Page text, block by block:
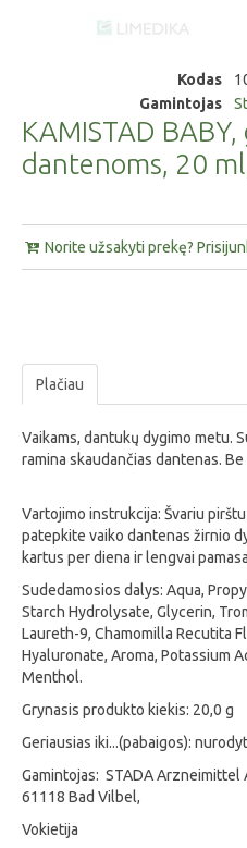
Kodas
Gamintojas
KAMISTAD
dantenoms, 20
Norite užsakyti prekę?
Plačiau
Vaikams, dantukų dygimo metu.
ramina skaudančias dantenas.
Vartojimo instrukcija: Švariu
patepkite vaiko dantenas žirnio
kartus per diena ir lengvai
Sudedamosios dalys: Aqua,
Starch Hydrolysate, Glycerin,
Laureth-9, Chamomilla Recutita
Hyaluronate, Aroma, Potassium
Menthol.
Grynasis produkto kiekis: 20,0 g
Geriausias iki...(pabaigos):
Gamintojas: STADA Arzneimittel
61118 Bad Vilbel,
Vokietija